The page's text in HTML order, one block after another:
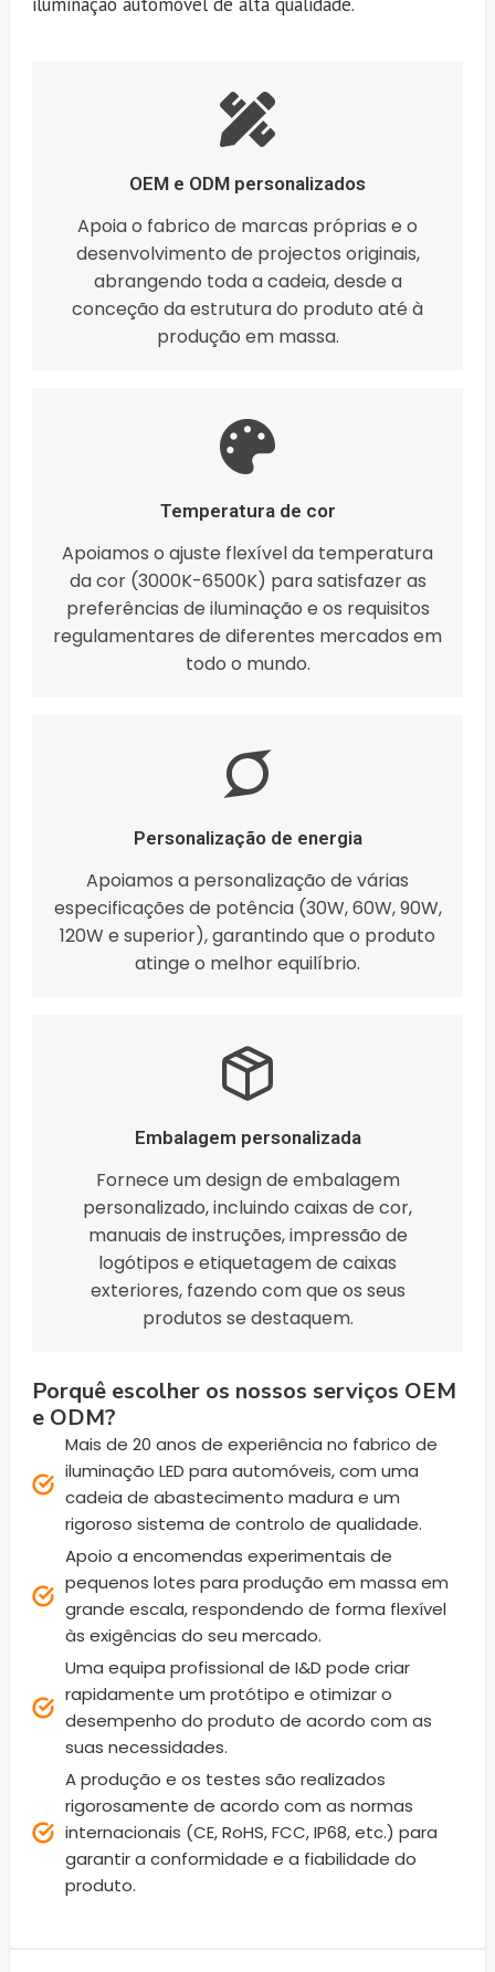
OEM e ODM personalizados
Apoia o fabrico de marcas próprias e o
desenvolvimento de projectos originais,
abrangendo toda a cadeia, desde a
conceção da estrutura do produto até à
produção em massa.
Temperatura de cor
Apoiamos o ajuste flexível da temperatura
da cor (3000K-6500K) para satisfazer as
preferências de iluminação e os requisitos
regulamentares de diferentes mercados em
todo o mundo.
Personalização de energia
Apoiamos a personalização de várias
especificações de potência (30W, 60W, 90W,
120W e superior), garantindo que o produto
atinge o melhor equilíbrio.
Embalagem personalizada
Fornece um design de embalagem
personalizado, incluindo caixas de cor,
manuais de instruções, impressão de
logótipos e etiquetagem de caixas
exteriores, fazendo com que os seus
produtos se destaquem.
Porquê escolher os nossos serviços OEM
e ODM?
Mais de 20 anos de experiência no fabrico de
iluminação LED para automóveis, com uma
cadeia de abastecimento madura e um
rigoroso sistema de controlo de qualidade.
Apoio a encomendas experimentais de
pequenos lotes para produção em massa em
grande escala, respondendo de forma flexível
às exigências do seu mercado.
Uma equipa profissional de I&D pode criar
rapidamente um protótipo e otimizar o
desempenho do produto de acordo com as
suas necessidades.
A produção e os testes são realizados
rigorosamente de acordo com as normas
internacionais (CE, RoHS, FCC, IP68, etc.) para
garantir a conformidade e a fiabilidade do
produto.